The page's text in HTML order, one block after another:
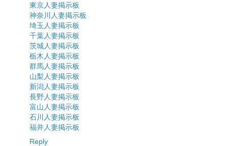
東京人妻掲示板
神奈川人妻掲示板
埼玉人妻掲示板
千葉人妻掲示板
茨城人妻掲示板
栃木人妻掲示板
群馬人妻掲示板
山梨人妻掲示板
新潟人妻掲示板
長野人妻掲示板
富山人妻掲示板
石川人妻掲示板
福井人妻掲示板
Reply